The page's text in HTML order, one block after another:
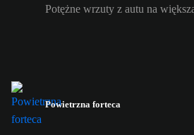
Potężne wrzuty z autu na
Powietrzna forteca